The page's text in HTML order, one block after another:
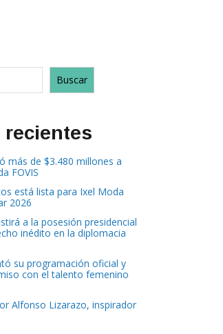
Buscar
recientes
más de $3.480 millones a
FOVIS
está lista para Ixel Moda
2026
a la posesión presidencial
inédito en la diplomacia
su programación oficial y
con el talento femenino
Alfonso Lizarazo, inspirador